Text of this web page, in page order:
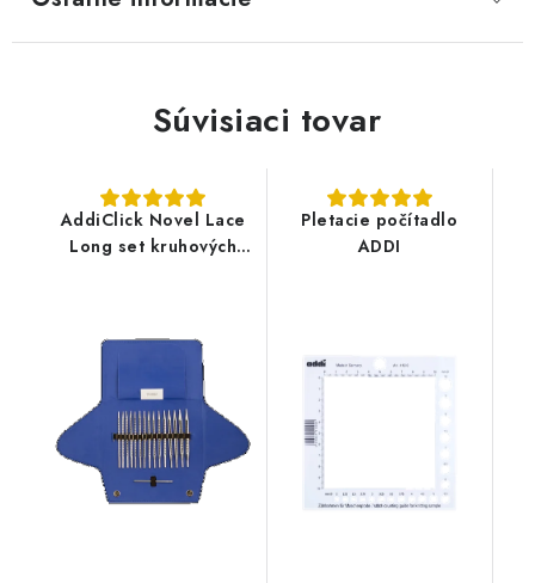
Súvisiaci tovar
AddiClick Novel Lace
Long set kruhových
Pletacie počítadlo
ADDI